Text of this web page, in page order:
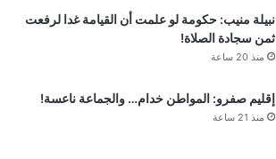
نبيلة منيب: حكومة لو علمت أن القيامة غدا لرفعت
ثمن سجادة الصلاة!
منذ 20 ساعة
إقليم صفرو: المواطن خدام… والجماعة ناعسة!
منذ 21 ساعة